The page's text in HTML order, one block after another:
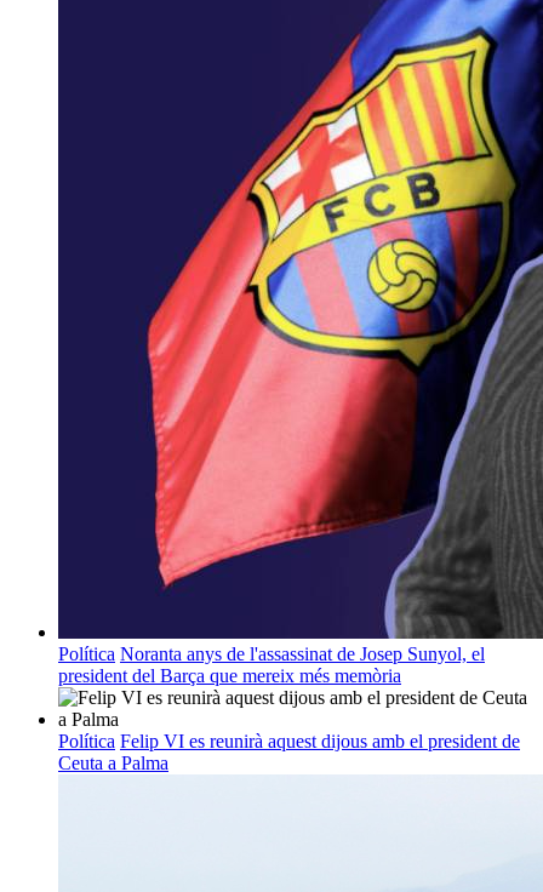
Política Noranta anys de l'assassinat de Josep Sunyol, el
president del Barça que mereix més memòria
Política Felip VI es reunirà aquest dijous amb el president de
Ceuta a Palma